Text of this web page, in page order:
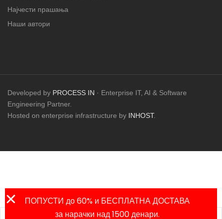
Најчести прашања
Наши автори
Developed by PROCESS IN · Enterprise IT, AI & Software
Engineering Partner.
Hosted on enterprise infrastructure by INHOST.
ПОПУСТИ до 60% и БЕСПЛАТНА ДОСТАВА
за нарачки над 1500 денари.